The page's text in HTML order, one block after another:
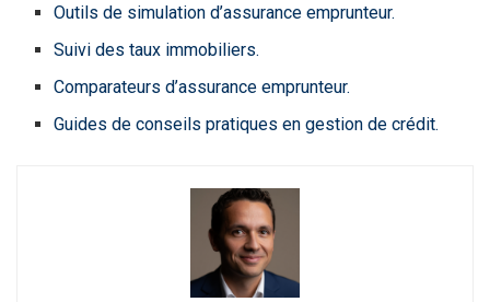
Outils de simulation d’assurance emprunteur.
Suivi des taux immobiliers.
Comparateurs d’assurance emprunteur.
Guides de conseils pratiques en gestion de crédit.